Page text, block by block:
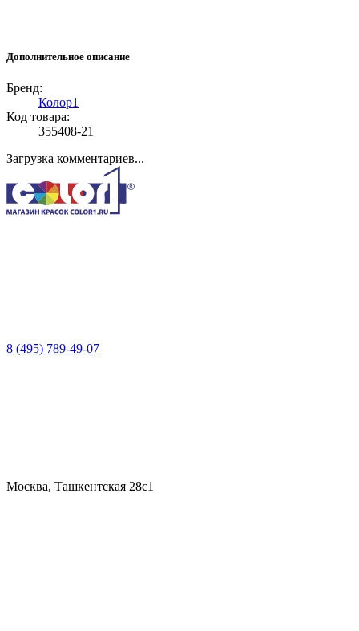
Дополнительное описание
Бренд:
Колор1
Код товара:
355408-21
Загрузка комментариев...
8 (495) 789-49-07
Москва, Ташкентская 28с1